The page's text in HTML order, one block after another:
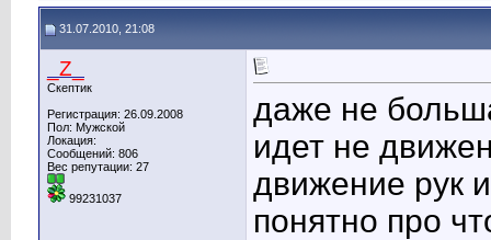
31.07.2010, 21:08
_Z_
Скептик
Регистрация: 26.09.2008
Пол: Мужской
Локация:
Сообщений: 806
Вес репутации: 27
99231037
даже не
идет не
движение рук
понятно про